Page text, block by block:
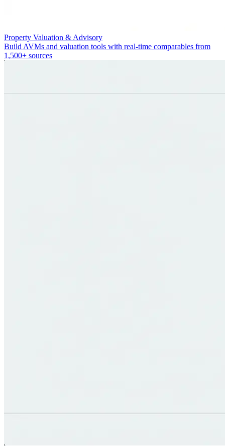
Property Valuation & Advisory
Build AVMs and valuation tools with real-time comparables from
1,500+ sources